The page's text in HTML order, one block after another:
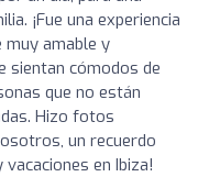
¡Fue una experiencia
amable y
sientan cómodos de
que no están
Hizo fotos
un recuerdo
en Ibiza!